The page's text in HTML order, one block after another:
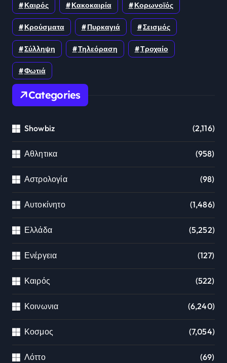
Καιρός Κακοκαιρία Κορωνοϊός
Κρούσματα Πυρκαγιά Σεισμός
Σύλληψη Τηλεόραση Τροχαίο
Φωτιά
Categories
Showbiz (2,116)
Αθλητικα (958)
Αστρολογία (98)
Αυτοκίνητο (1,486)
Ελλάδα (5,252)
Ενέργεια (127)
Καιρός (522)
Κοινωνια (6,240)
Κοσμος (7,054)
Λόττο (69)